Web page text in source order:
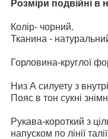
Розміри подвійні в
Колір- чорний.
Тканина -
Горловина-круглої
Низ А силуету з
Пояс в тон сукні
Рукава-короткий з
напуском по лінії